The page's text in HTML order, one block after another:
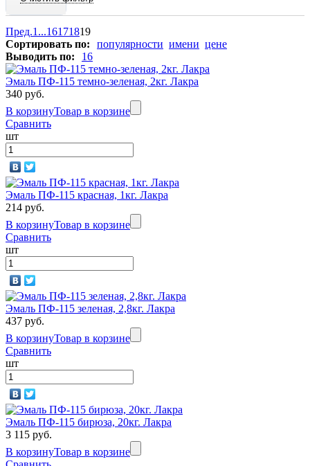
Пред.1 ...16171819
Сортировать по:
популярности имени цене
Выводить по:
16
Эмаль ПФ-115 темно-зеленая, 2кг. Лакра
340 руб.
В корзинуТовар в корзине
Сравнить
шт
Эмаль ПФ-115 красная, 1кг. Лакра
214 руб.
В корзинуТовар в корзине
Сравнить
шт
Эмаль ПФ-115 зеленая, 2,8кг. Лакра
437 руб.
В корзинуТовар в корзине
Сравнить
шт
Эмаль ПФ-115 бирюза, 20кг. Лакра
3 115 руб.
В корзинуТовар в корзине